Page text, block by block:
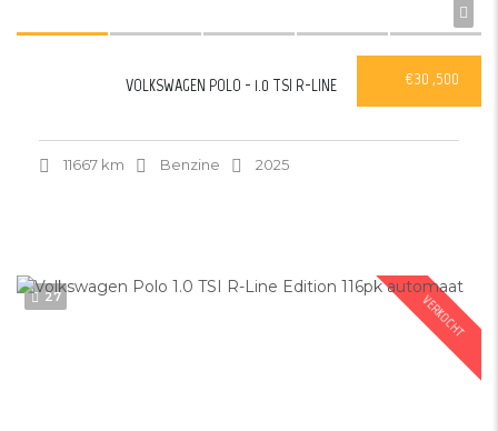
€30 ,500
VOLKSWAGEN POLO - 1.0 TSI R-LINE
11667 km Benzine 2025
VERKOCHT
27